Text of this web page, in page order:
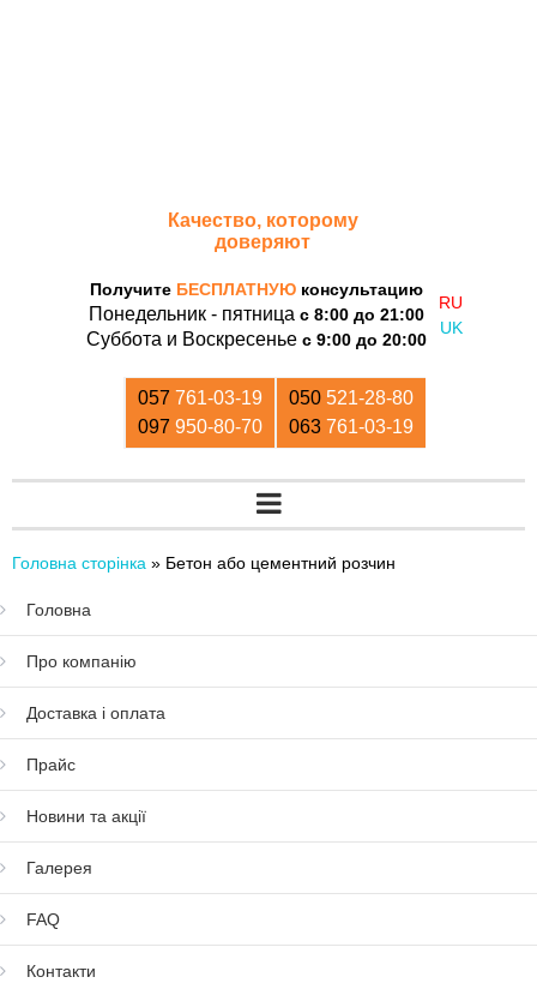
Качество, которому
доверяют
Получите БЕСПЛАТНУЮ консультацию
Понедельник - пятница с 8:00 до 21:00
Суббота и Воскресенье с 9:00 до 20:00
057 761-03-19
097 950-80-70
050 521-28-80
063 761-03-19
Головна сторінка » Бетон або цементний розчин
Головна
Про компанію
Доставка і оплата
Прайс
Новини та акції
Галерея
FAQ
Контакти